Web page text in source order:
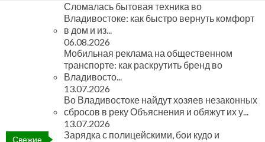
Свежие
Сломалась бытовая техника во
Владивостоке: как быстро вернуть комфорт
в дом и из...
06.08.2026
Мобильная реклама на общественном
транспорте: как раскрутить бренд во
Владивосто...
13.07.2026
Во Владивостоке найдут хозяев незаконных
сбросов в реку Объяснения и обяжут их у...
13.07.2026
Зарядка с полицейскими, бои кудо и